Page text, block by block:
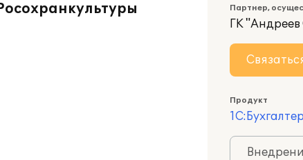
Партнер,
ГК
Продукт